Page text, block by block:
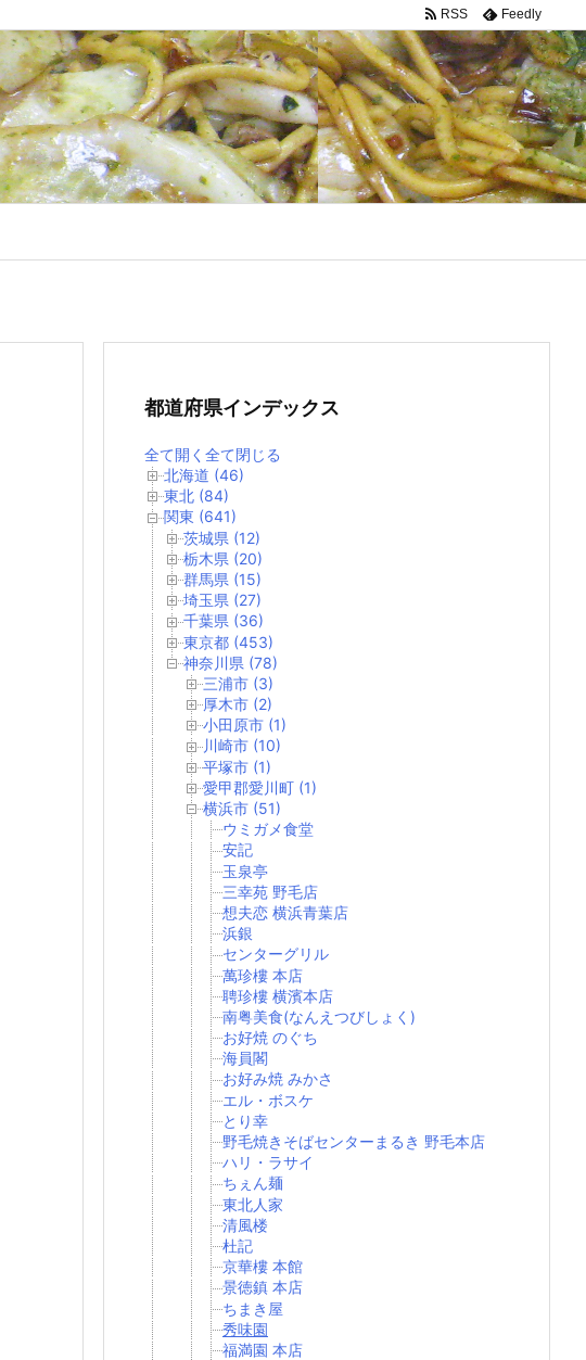
RSS Feedly
都道府県インデックス
全て開く 全て閉じる
北海道 (46)
東北 (84)
関東 (641)
茨城県 (12)
栃木県 (20)
群馬県 (15)
埼玉県 (27)
千葉県 (36)
東京都 (453)
神奈川県 (78)
三浦市 (3)
厚木市 (2)
小田原市 (1)
川崎市 (10)
平塚市 (1)
愛甲郡愛川町 (1)
横浜市 (51)
ウミガメ食堂
安記
玉泉亭
三幸苑 野毛店
想夫恋 横浜青葉店
浜銀
センターグリル
萬珍樓 本店
聘珍樓 横濱本店
南粤美食(なんえつびしょく)
お好焼 のぐち
海員閣
お好み焼 みかさ
エル・ボスケ
とり幸
野毛焼きそばセンターまるき 野毛本店
ハリ・ラサイ
ちぇん麺
東北人家
清風楼
杜記
京華樓 本館
景徳鎮 本店
ちまき屋
秀味園
福満園 本店